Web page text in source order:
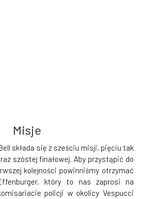
Misje
składa się z sześciu misji, pięciu tak
szóstej finałowej. Aby przystąpić do
kolejności powinniśmy otrzymać
który to nas zaprosi na
policji w okolicy Vespucci